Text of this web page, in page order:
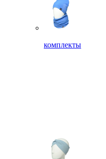
комплекты